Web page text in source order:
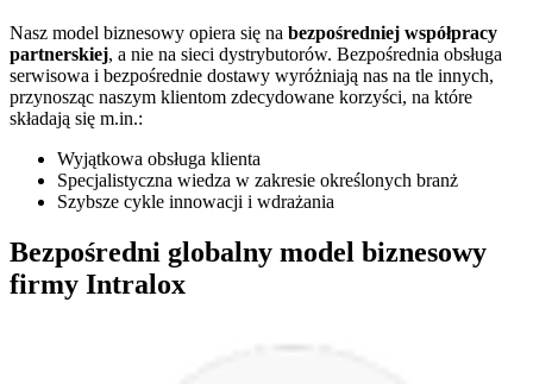
Nasz model biznesowy opiera się na bezpośredniej współpracy
partnerskiej, a nie na sieci dystrybutorów. Bezpośrednia obsługa
serwisowa i bezpośrednie dostawy wyróżniają nas na tle innych,
przynosząc naszym klientom zdecydowane korzyści, na które
składają się m.in.:
Wyjątkowa obsługa klienta
Specjalistyczna wiedza w zakresie określonych branż
Szybsze cykle innowacji i wdrażania
Bezpośredni globalny model biznesowy
firmy Intralox